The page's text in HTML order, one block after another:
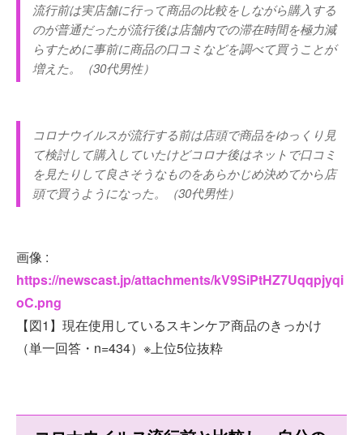
流行前は実店舗に行って商品の比較をしながら購入する
のが普通だったが流行後は店舗内での滞在時間を極力減
らすために事前に商品の口コミなどを調べて買うことが
増えた。（30代男性）
コロナウイルスが流行する前は店頭で商品をゆっくり見
て検討して購入していたけどコロナ後はネットで口コミ
を見たりして良さそうなものをあらかじめ決めてから店
頭で買うようになった。（30代男性）
画像 :
https://newscast.jp/attachments/kV9SiPtHZ7Uqqpjyqi
oC.png
【図1】現在使用しているスキンケア商品のきっかけ
（単一回答・n=434）※上位5位抜粋